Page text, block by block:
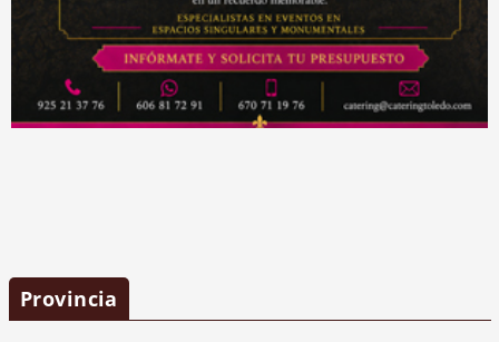
Provincia